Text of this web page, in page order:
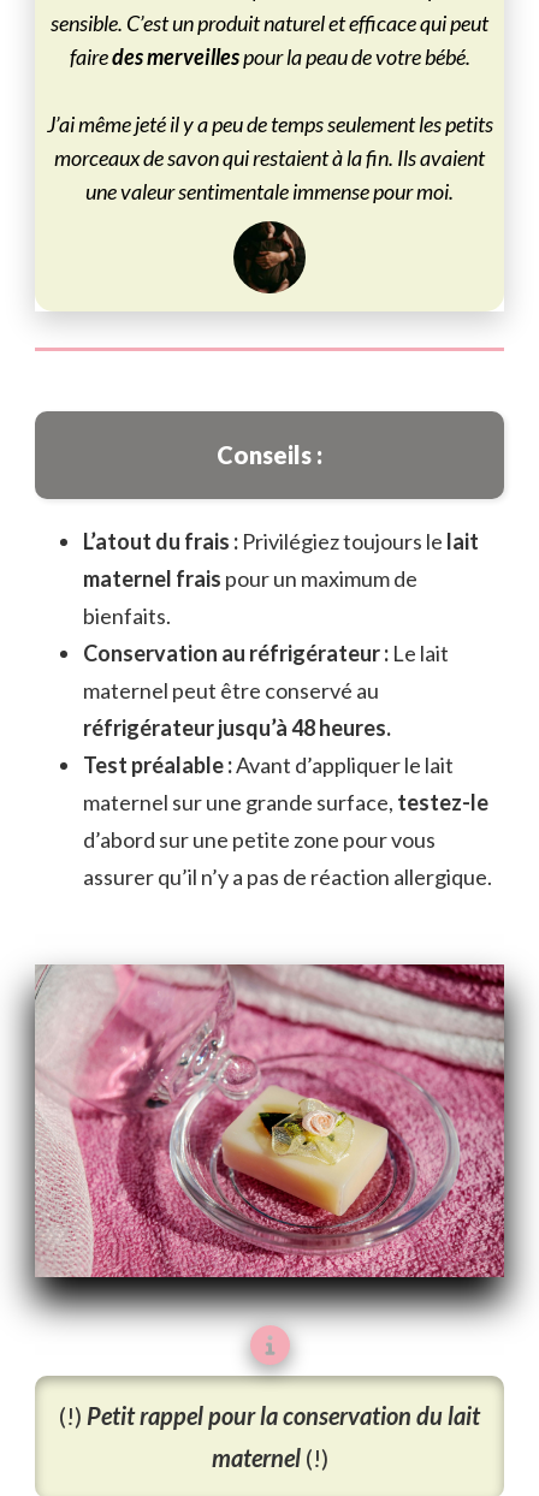
sensible. C’est un produit naturel et efficace qui peut
fairedes merveillespour la peau de votre bébé.
J’ai même jeté il y a peu de temps seulement les petits
morceaux de savon qui restaient à la fin. Ils avaient
une valeur sentimentale immense pour moi.
Conseils :
L’atout du frais : Privilégiez toujours le lait
maternel frais pour un maximum de
bienfaits.
Conservation au réfrigérateur : Le lait
maternel peut être conservé au
réfrigérateur jusqu’à 48 heures.
Test préalable :Avant d’appliquer le lait
maternel sur une grande surface, testez-le
d’abord sur une petite zone pour vous
assurer qu’il n’y a pas de réaction allergique.
(!) Petit rappel pour la conservation du lait
maternel(!)